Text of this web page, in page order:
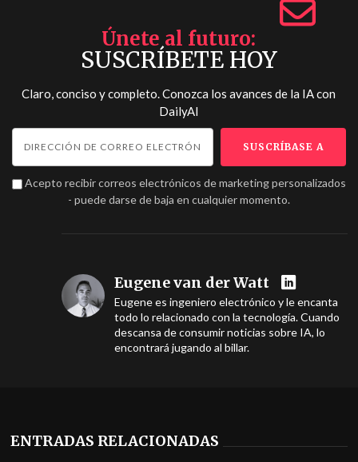
Únete al futuro
SUSCRÍBETE HOY
Claro, conciso y completo. Conozca los avances de la IA con
DailyAI
Acepto recibir correos electrónicos de marketing personalizados
- puede darse de baja en cualquier momento.
Eugene van der Watt
Eugene es ingeniero electrónico y le encanta
todo lo relacionado con la tecnología. Cuando
descansa de consumir noticias sobre IA, lo
encontrará jugando al billar.
ENTRADAS RELACIONADAS